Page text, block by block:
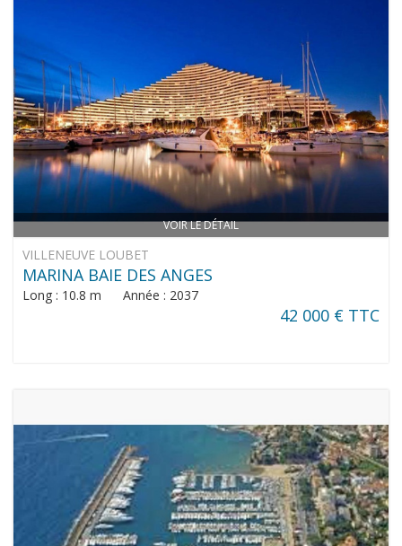
VOIR LE DÉTAIL
VILLENEUVE LOUBET
MARINA BAIE DES ANGES
Long : 10.8 m Année : 2037
42 000 € TTC